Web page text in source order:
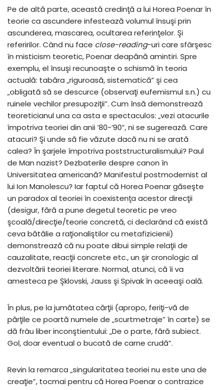
Pe de altă parte, această credinţă a lui Horea Poenar în
teorie ca ascundere infestează volumul însuşi prin
ascunderea, mascarea, ocultarea referinţelor. Şi
referirilor. Când nu face close-reading-uri care sfârşesc
în misticism teoretic, Poenar deapănă amintiri. Spre
exemplu, el însuşi recunoaşte o schismă în teoria
actuală: tabăra „riguroasă, sistematică” şi cea
„obligată să se descurce (observaţi eufemismul s.n.) cu
ruinele vechilor presupoziţii”. Cum însă demonstrează
teoreticianul una ca asta e spectaculos: „vezi atacurile
împotriva teoriei din anii ’80-’90”, ni se sugerează. Care
atacuri? Şi unde să fie văzute dacă nu ni se arată
calea? În şarjele împotriva poststructuralismului? Paul
de Man nazist? Dezbaterile despre canon în
Universitatea americană? Manifestul postmodernist al
lui Ion Manolescu? Iar faptul că Horea Poenar găseşte
un paradox al teoriei în coexistenţa acestor direcţii
(desigur, fără a pune degetul teoretic pe vreo
şcoală/direcţie/teorie concretă, ci declarând că există
ceva bătălie a raţionaliştilor cu metafizicienii)
demonstrează că nu poate dibui simple relaţii de
cauzalitate, reacţii concrete etc., un şir cronologic al
dezvoltării teoriei literare. Normal, atunci, că îi va
amesteca pe Şklovski, Jauss şi Spivak în aceeaşi oală.
În plus, pe la jumătatea cărţii (apropo, feriţi-vă de
părţile ce poartă numele de „scurtmetraje” în carte) se
dă frâu liber inconştientului: „De o parte, fără subiect.
Gol, doar eventual o bucată de carne crudă”.
Revin la remarca „singularitatea teoriei nu este una de
creaţie”, tocmai pentru că Horea Poenar o contrazice